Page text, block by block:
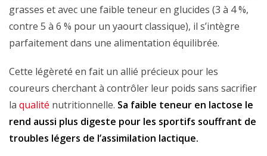
grasses et avec une faible teneur en glucides (3 à 4 %,
contre 5 à 6 % pour un yaourt classique), il s’intègre
parfaitement dans une alimentation équilibrée.
Cette légèreté en fait un allié précieux pour les
coureurs cherchant à contrôler leur poids sans sacrifier
la qualité nutritionnelle. Sa faible teneur en lactose le
rend aussi plus digeste pour les sportifs souffrant de
troubles légers de l’assimilation lactique.